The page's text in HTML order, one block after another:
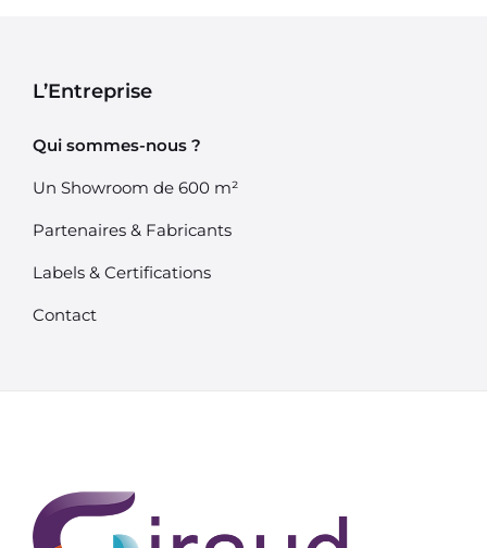
L’Entreprise
Qui sommes-nous ?
Un Showroom de 600 m²
Partenaires & Fabricants
Labels & Certifications
Contact